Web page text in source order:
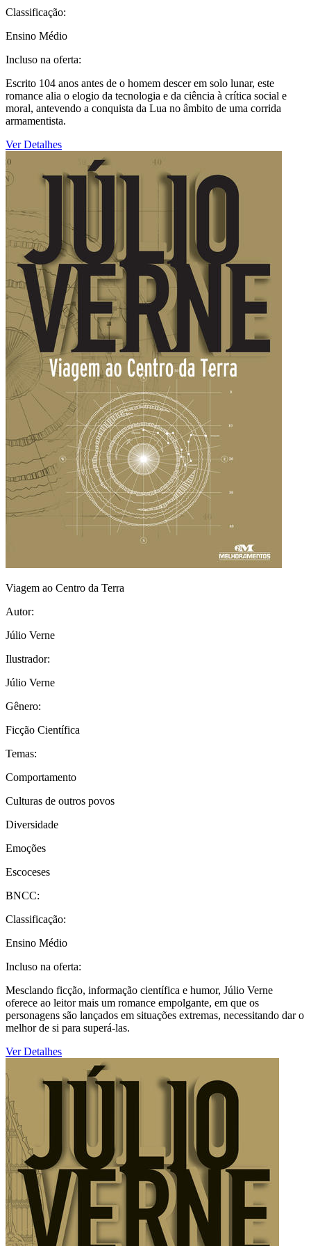
Classificação:
Ensino Médio
Incluso na oferta:
Escrito 104 anos antes de o homem descer em solo lunar, este
romance alia o elogio da tecnologia e da ciência à crítica social e
moral, antevendo a conquista da Lua no âmbito de uma corrida
armamentista.
Ver Detalhes
Viagem ao Centro da Terra
Autor:
Júlio Verne
Ilustrador:
Júlio Verne
Gênero:
Ficção Científica
Temas:
Comportamento
Culturas de outros povos
Diversidade
Emoções
Escoceses
BNCC:
Classificação:
Ensino Médio
Incluso na oferta:
Mesclando ficção, informação científica e humor, Júlio Verne
oferece ao leitor mais um romance empolgante, em que os
personagens são lançados em situações extremas, necessitando dar o
melhor de si para superá-las.
Ver Detalhes